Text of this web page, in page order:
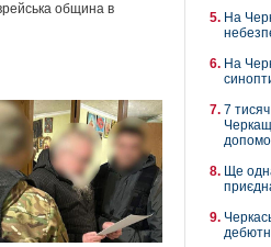
община в
На
На
7
Ще